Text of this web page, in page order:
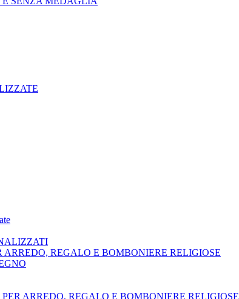
REGALO E BOMBONIERE RELIGIOSE
ARREDO, REGALO E BOMBONIERE RELIGIOSE